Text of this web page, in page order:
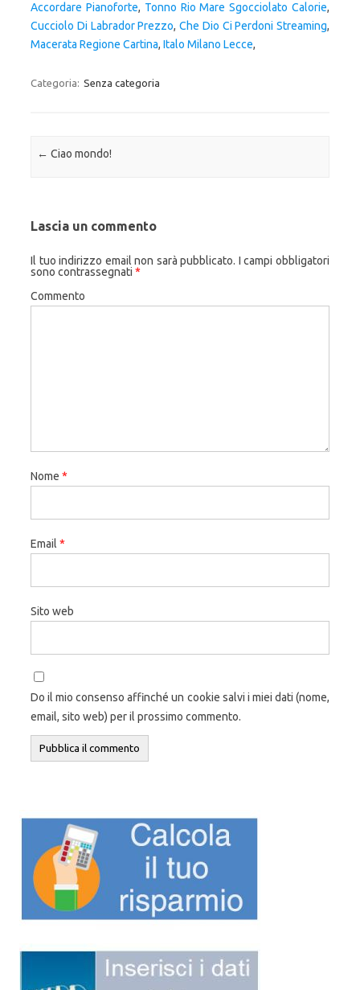
Accordare Pianoforte, Tonno Rio Mare Sgocciolato Calorie,
Cucciolo Di Labrador Prezzo, Che Dio Ci Perdoni Streaming,
Macerata Regione Cartina, Italo Milano Lecce,
Categoria: Senza categoria
Navigazione articolo
← Ciao mondo!
Lascia un commento
Il tuo indirizzo email non sarà pubblicato. I campi obbligatori
sono contrassegnati *
Commento
Nome *
Email *
Sito web
Do il mio consenso affinché un cookie salvi i miei dati (nome,
email, sito web) per il prossimo commento.